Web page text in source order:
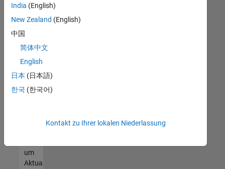
offenen
Stellen
können,
die
Ihren
entsprechen,
werden
unseres
um
Aktualisierungen
India (English)
New Zealand (English)
中国
简体中文
English
日本 (日本語)
한국 (한국어)
Kontakt zu Ihrer lokalen Niederlassung